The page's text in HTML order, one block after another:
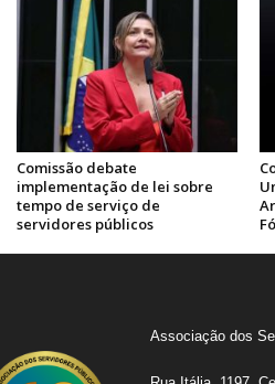
Comissão debate
implementação de lei sobre
tempo de serviço de
servidores públicos
Associação dos